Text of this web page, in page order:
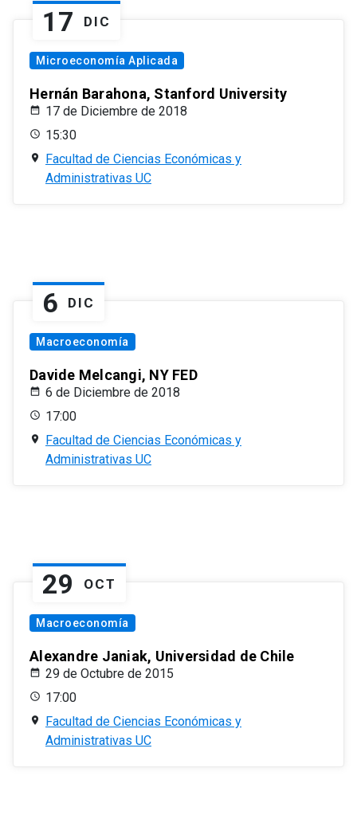
17 DIC
Microeconomía Aplicada
Hernán Barahona, Stanford University
17 de Diciembre de 2018
15:30
Facultad de Ciencias Económicas y
Administrativas UC
6 DIC
Macroeconomía
Davide Melcangi, NY FED
6 de Diciembre de 2018
17:00
Facultad de Ciencias Económicas y
Administrativas UC
29 OCT
Macroeconomía
Alexandre Janiak, Universidad de Chile
29 de Octubre de 2015
17:00
Facultad de Ciencias Económicas y
Administrativas UC